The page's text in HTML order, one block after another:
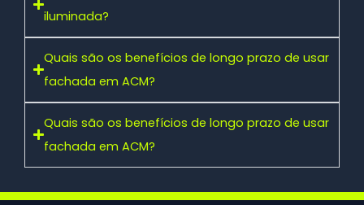
iluminada?
Quais são os benefícios de longo prazo de usar
fachada em ACM?
Quais são os benefícios de longo prazo de usar
fachada em ACM?